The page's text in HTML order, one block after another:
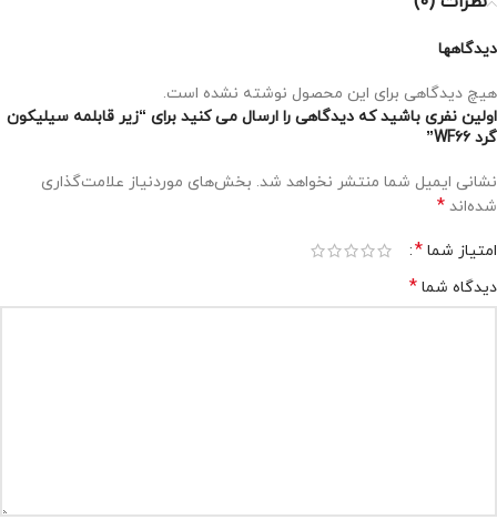
دیدگاهها
هیچ دیدگاهی برای این محصول نوشته نشده است.
اولین نفری باشید که دیدگاهی را ارسال می کنید برای “زیر قابلمه سیلیکون
گرد WF۶۶”
نشانی ایمیل شما منتشر نخواهد شد. بخش‌های موردنیاز علامت‌گذاری
شده‌اند *
امتیاز شما *
دیدگاه شما *